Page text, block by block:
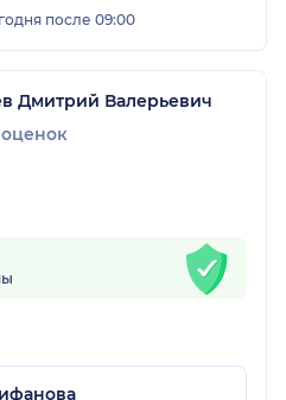
после 09:00
Дмитрий Валерьевич